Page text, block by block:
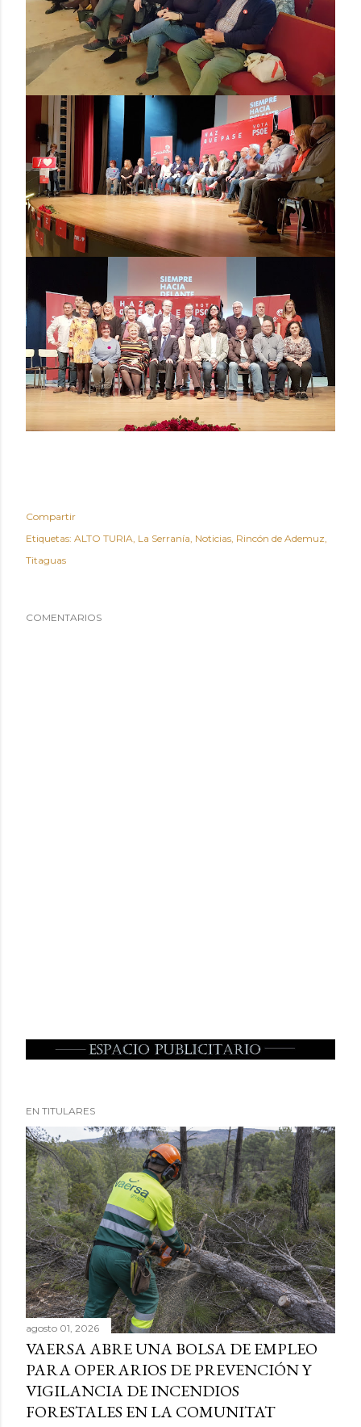
Compartir
Etiquetas: ALTO TURIA La Serranía Noticias Rincón de Ademuz
Titaguas
COMENTARIOS
EN TITULARES
agosto 01, 2026
VAERSA ABRE UNA BOLSA DE EMPLEO
PARA OPERARIOS DE PREVENCIÓN Y
VIGILANCIA DE INCENDIOS
FORESTALES EN LA COMUNITAT